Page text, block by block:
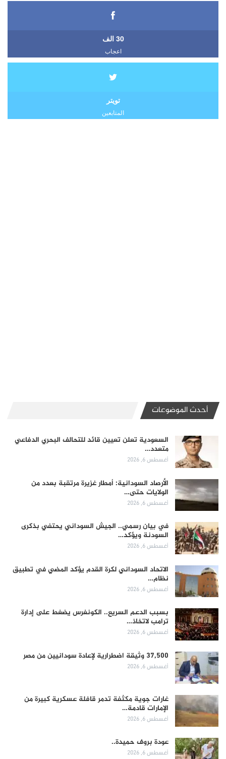
30 الف
اعجاب
تويتر
المتابعين
أحدث الموضوعات
السعودية تعلن تعيين قائد للتحالف البحري الدفاعي
متعدد…
أغسطس 6, 2026
الأرصاد السودانية: أمطار غزيرة مرتقبة بعدد من
الولايات حتى…
أغسطس 6, 2026
في بيان رسمي.. الجيش السوداني يحتفي بذكرى
السودنة ويؤكد…
أغسطس 6, 2026
الاتحاد السوداني لكرة القدم يؤكد المضي في تطبيق
نظام…
أغسطس 6, 2026
بسبب الدعم السريع.. الكونغرس يضغط على إدارة
ترامب لاتخاذ…
أغسطس 6, 2026
37,500 وثيقة اضطرارية لإعادة سودانيين من مصر
أغسطس 6, 2026
غارات جوية مكثفة تدمر قافلة عسكرية كبيرة من
الإمارات قادمة…
أغسطس 6, 2026
عودة بروف حميدة..
أغسطس 6, 2026